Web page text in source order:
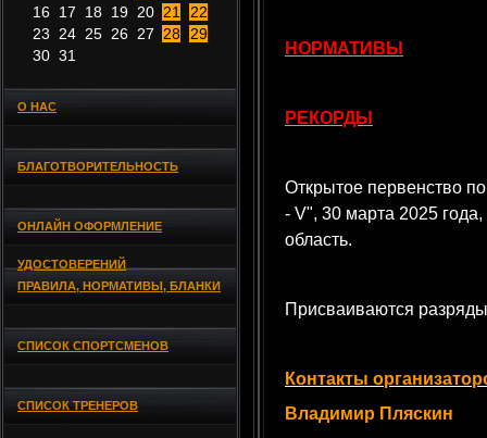
16 17 18 19 20 21
22
23
24 25 26 27 28
29
30 31
О НАС
БЛАГОТВОРИТЕЛЬНОСТЬ
ОНЛАЙН ОФОРМЛЕНИЕ
УДОСТОВЕРЕНИЙ
ПРАВИЛА, НОРМАТИВЫ, БЛАНКИ
СПИСОК СПОРТСМЕНОВ
СПИСОК ТРЕНЕРОВ
НОРМАТИВЫ
РЕКОРДЫ
Открытое первенство
- V", 30 марта 2025
область.
Присваиваются
Контакты
Владимир Пляскин